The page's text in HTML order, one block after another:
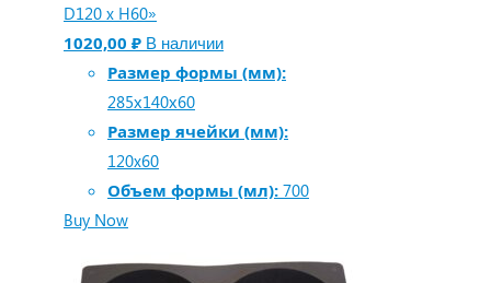
D120 x H60»
1020,00 ₽ В наличии
Размер формы (мм):
285х140х60
Размер ячейки (мм):
120x60
Объем формы (мл): 700
Buy Now